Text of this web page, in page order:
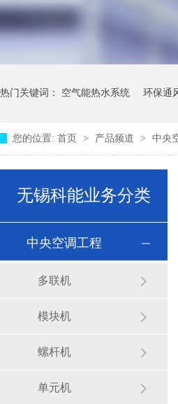
热门关键词： 空气能热水系统 环保通
您的位置: 首页 > 产品频道 > 中央
无锡科能业务分类
中央空调工程
多联机
模块机
螺杆机
单元机